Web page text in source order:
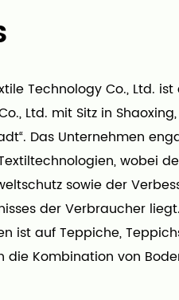
Technology Co., Ltd.
Ltd. mit Sitz in
Das Unternehmen
wobei
sowie der
der Verbraucher liegt.
ist auf Teppiche,
die Kombination von